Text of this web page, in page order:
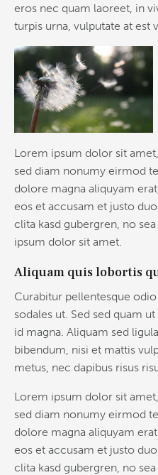
eros nec quam laoreet, in
turpis urna, vulputate at est
Lorem ipsum dolor sit
sed diam nonumy eirmod
dolore magna aliquyam
eos et accusam et justo
clita kasd gubergren, no
ipsum dolor sit amet.
Aliquam quis lobortis
Curabitur pellentesque
sodales ut. Sed sed quam
id magna. Aliquam sed
bibendum, nisi et mattis
metus, nec dapibus risus
Lorem ipsum dolor sit
sed diam nonumy eirmod
dolore magna aliquyam
eos et accusam et justo
clita kasd gubergren, no